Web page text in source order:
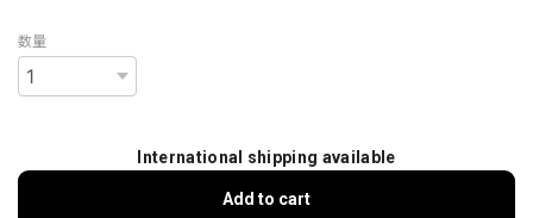
数量
International shipping available
Add to cart